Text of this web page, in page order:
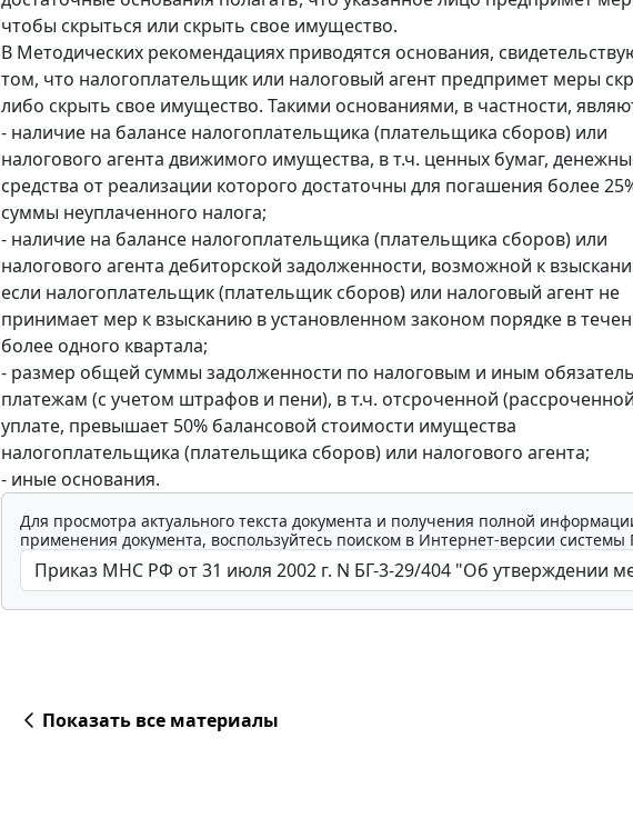
чтобы скрыться или скрыть свое имущество.
В Методических рекомендациях приводятся основания,
том, что налогоплательщик или налоговый агент предпримет меры
либо скрыть свое имущество. Такими основаниями, в частности,
- наличие на балансе налогоплательщика (плательщика сборов) или
налогового агента движимого имущества, в т.ч. ценных бумаг,
средства от реализации которого достаточны для погашения более
суммы неуплаченного налога;
- наличие на балансе налогоплательщика (плательщика сборов) или
налогового агента дебиторской задолженности, возможной к
если налогоплательщик (плательщик сборов) или налоговый агент не
принимает мер к взысканию в установленном законом порядке в
более одного квартала;
- размер общей суммы задолженности по налоговым и иным
платежам (с учетом штрафов и пени), в т.ч. отсроченной
уплате, превышает 50% балансовой стоимости имущества
налогоплательщика (плательщика сборов) или налогового агента;
- иные основания.
Для просмотра актуального текста документа и получения полной
применения документа, воспользуйтесь поиском в Интернет-версии системы
Показать все материалы